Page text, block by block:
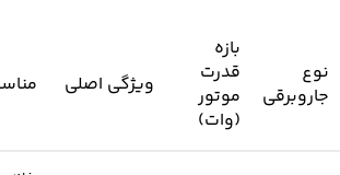
نوع
جاروبرقی
بازه
قدرت
موتور
(وات)
ویژگی اصلی